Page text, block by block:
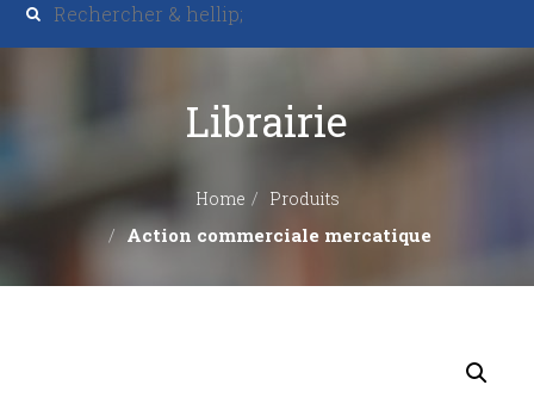
Recueil de texte de
lois
Librairie
Home Produits
Action commerciale mercatique